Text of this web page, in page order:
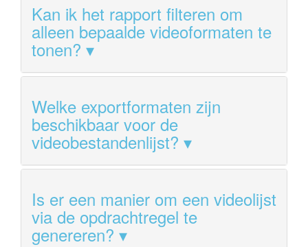
Kan ik het rapport filteren om
alleen bepaalde videoformaten te
tonen?
Welke exportformaten zijn
beschikbaar voor de
videobestandenlijst?
Is er een manier om een videolijst
via de opdrachtregel te
genereren?